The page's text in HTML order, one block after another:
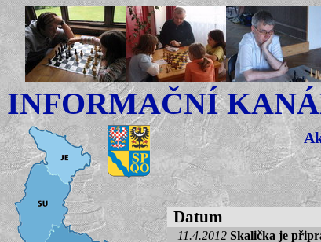
INFORMAČNÍ
Datum
11.4.2012 Skalička je